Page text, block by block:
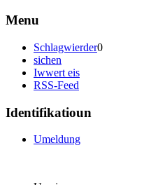
Menu
Schlagwierder0
sichen
Iwwert eis
RSS-Feed
Identifikatioun
Umeldung